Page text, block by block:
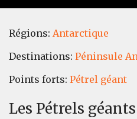
Régions: Antarctique
Destinations: Péninsule
Points forts: Pétrel géant
Les Pétrels